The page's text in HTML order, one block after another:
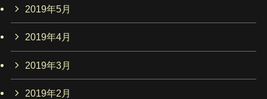
2019年5月
2019年4月
2019年3月
2019年2月